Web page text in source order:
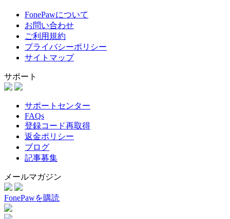
FonePawについて
お問い合わせ
ご利用規約
プライバシーポリシー
サイトマップ
サポート
サポートセンター
FAQs
登録コード再取得
返金ポリシー
ブログ
記事募集
メールマガジン
FonePawを購読